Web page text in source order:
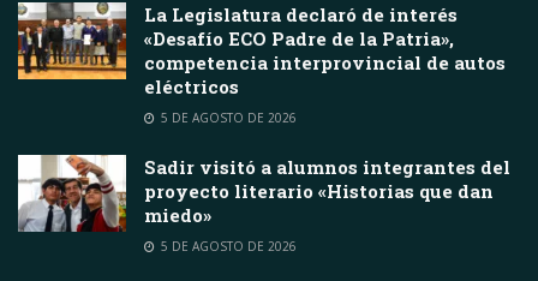
La Legislatura declaró de interés
«Desafío ECO Padre de la Patria»,
competencia interprovincial de autos
eléctricos
5 DE AGOSTO DE 2026
Sadir visitó a alumnos integrantes del
proyecto literario «Historias que dan
miedo»
5 DE AGOSTO DE 2026